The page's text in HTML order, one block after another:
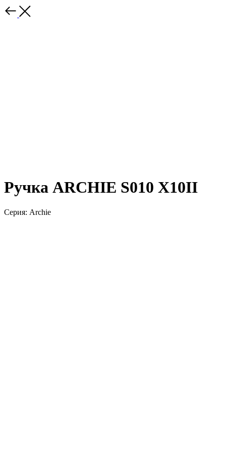
Ручка ARCHIE S010 X10II
Серия: Archie